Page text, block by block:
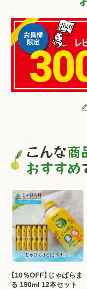
こんな商
おすすめ
【10％OFF】じゃばらま
る 190ml 12本セット